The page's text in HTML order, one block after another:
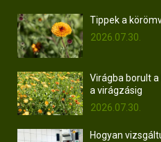
Tippek a
2026.07.30.
Virágba borult
a virágzásig
2026.07.30.
Hogyan